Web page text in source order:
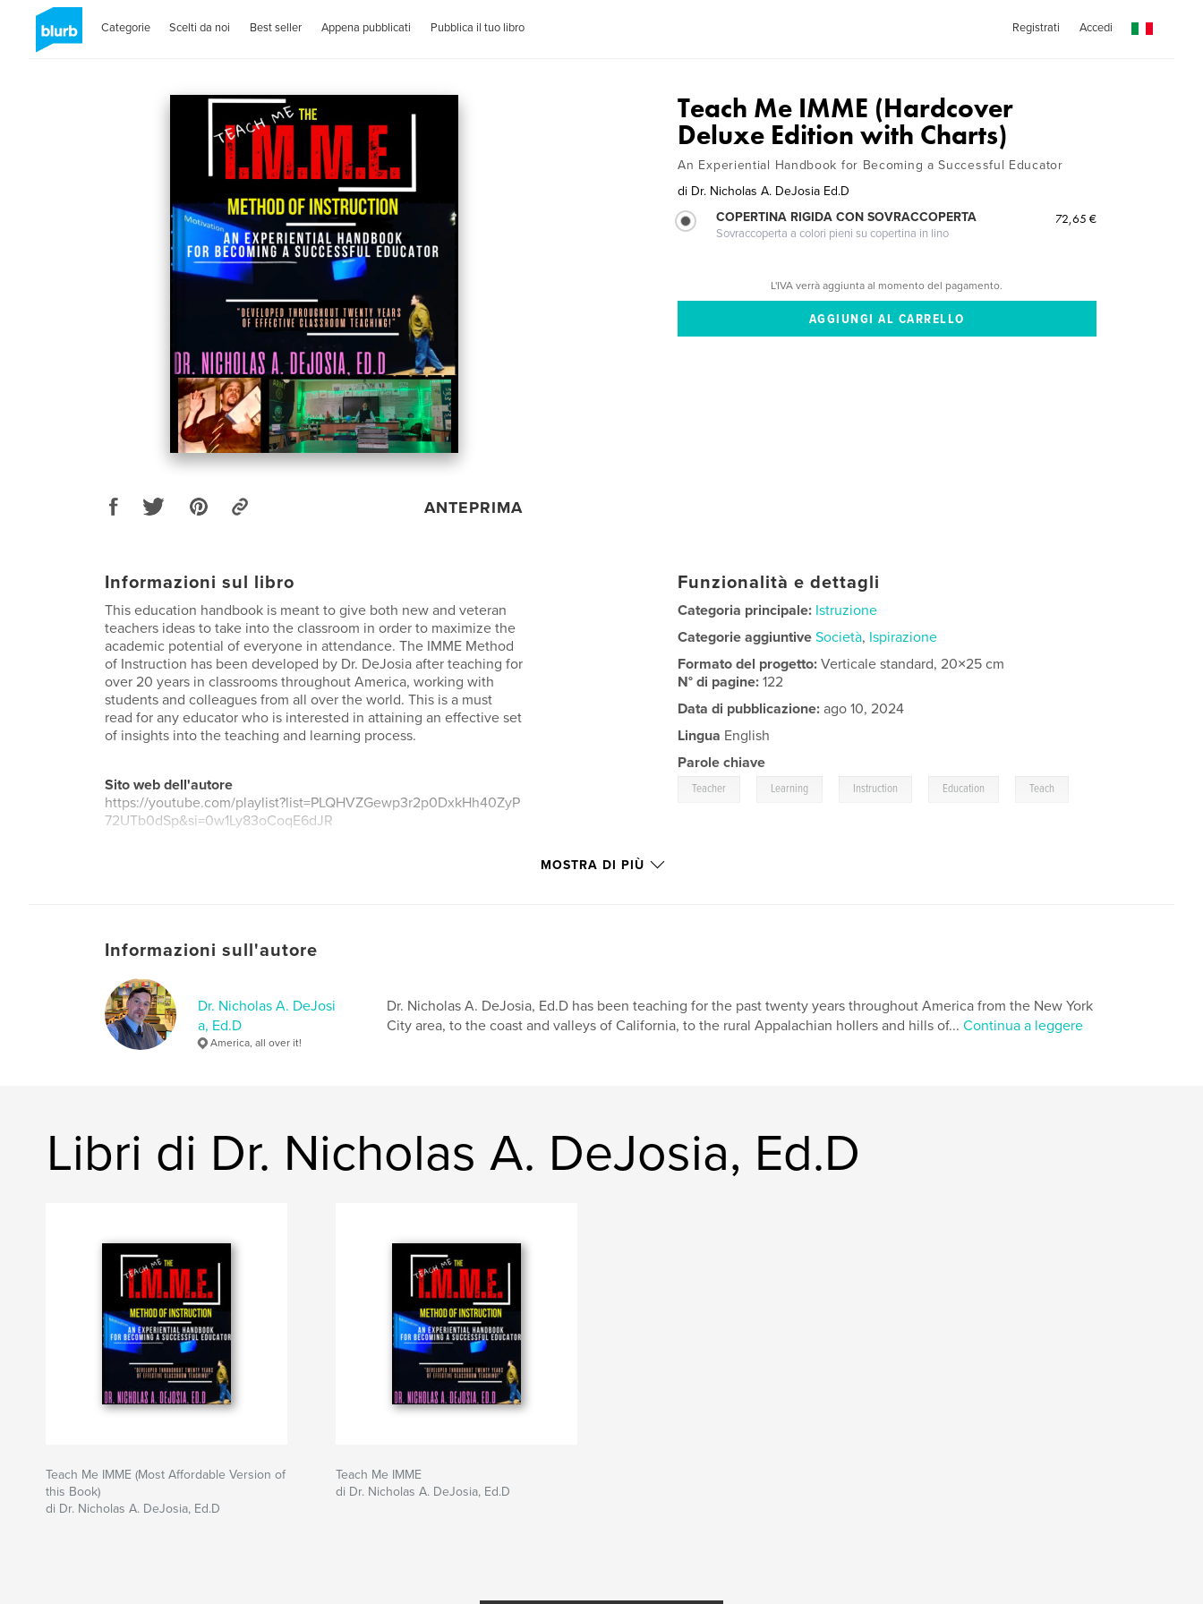
Categorie Scelti da noi Best seller Appena pubblicati Pubblica il tuo libro Registrati Accedi
ANTEPRIMA
Teach Me IMME (Hardcover
Deluxe Edition with Charts)
An Experiential Handbook for Becoming a Successful Educator
di Dr. Nicholas A. DeJosia Ed.D
COPERTINA RIGIDA CON SOVRACCOPERTA
Sovraccoperta a colori pieni su copertina in lino
72,65 €
L'IVA verrà aggiunta al momento del pagamento.
Informazioni sul libro
This education handbook is meant to give both new and veteran
teachers ideas to take into the classroom in order to maximize the
academic potential of everyone in attendance. The IMME Method
of Instruction has been developed by Dr. DeJosia after teaching for
over 20 years in classrooms throughout America, working with
students and colleagues from all over the world. This is a must
read for any educator who is interested in attaining an effective set
of insights into the teaching and learning process.
Sito web dell'autore
https://youtube.com/playlist?list=PLQHVZGewp3r2p0DxkHh40ZyP
72UTb0dSp&si=0w1Ly83oCoqE6dJR
Funzionalità e dettagli
Categoria principale: Istruzione
Categorie aggiuntive Società, Ispirazione
Formato del progetto:Verticale standard, 20×25 cm
N° di pagine:122
Data di pubblicazione: ago 10, 2024
Lingua English
Parole chiave
Teacher Learning Instruction Education Teach
MOSTRA DI PIÙ
Informazioni sull'autore
Dr. Nicholas A. DeJosi
a, Ed.D
America, all over it!
Dr. Nicholas A. DeJosia, Ed.D has been teaching for the past twenty years throughout America from the New York
City area, to the coast and valleys of California, to the rural Appalachian hollers and hills of... Continua a leggere
Libri di Dr. Nicholas A. DeJosia, Ed.D
Teach Me IMME (Most Affordable Version of
this Book)
di Dr. Nicholas A. DeJosia, Ed.D
Teach Me IMME
di Dr. Nicholas A. DeJosia, Ed.D